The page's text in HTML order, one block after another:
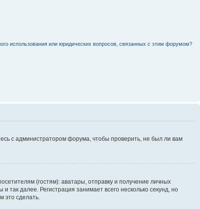
использования или юридических вопросов, связанных с этим форумом?
с администратором форума, чтобы проверить, не был ли вам
(гостям): аватары, отправку и получение личных
далее. Регистрация занимает всего несколько секунд, но
это сделать.